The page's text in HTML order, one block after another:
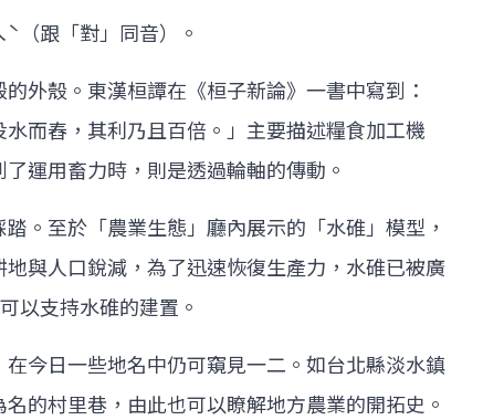
（跟「對」同音）。
外殼。東漢桓譚在《桓子新論》一書中寫到：
而舂，其利乃且百倍。」主要描述糧食加工機
運用畜力時，則是透過輪軸的傳動。
。至於「農業生態」廳內展示的「水碓」模型，
與人口銳減，為了迅速恢復生產力，水碓已被廣
以支持水碓的建置。
今日一些地名中仍可窺見一二。如台北縣淡水鎮
的村里巷，由此也可以瞭解地方農業的開拓史。